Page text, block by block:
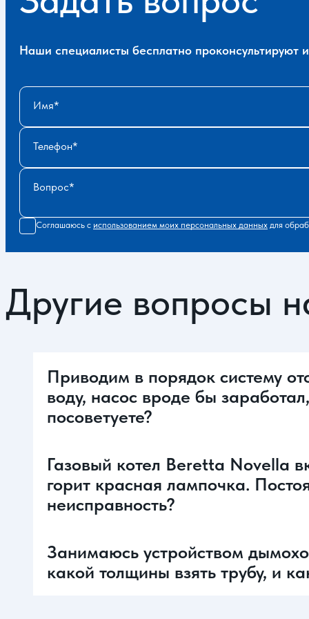
Наши специалисты бесплатно проконсультируют
Имя
Телефон
Вопрос
Соглашаюсь с использованием моих персональных данных для
Другие вопросы
Приводим в порядок систему
воду, насос вроде бы
посоветуете?
Газовый котел Beretta Novella
горит красная лампочка.
неисправность?
Занимаюсь устройством
какой толщины взять трубу, и